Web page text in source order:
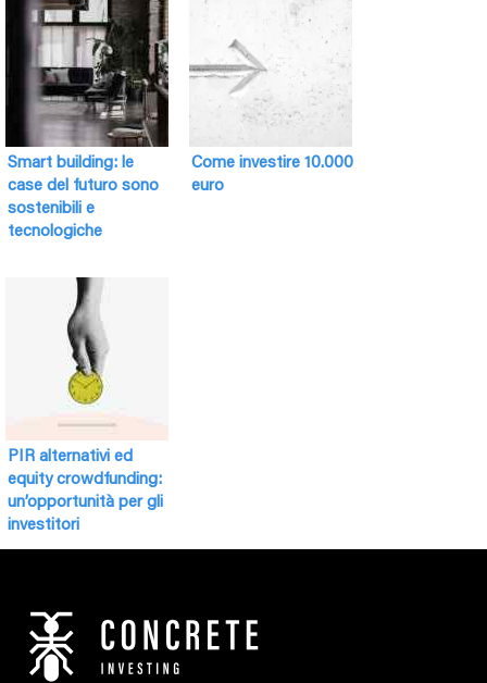
Smart building: le
case del futuro sono
sostenibili e
tecnologiche
Come investire 10.000
euro
PIR alternativi ed
equity crowdfunding:
un’opportunità per gli
investitori